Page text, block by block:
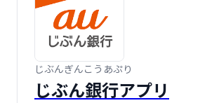
じぶんぎんこうあぷり
じぶん銀行アプリ